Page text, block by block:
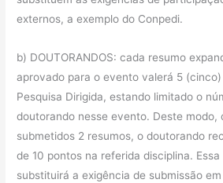
externos, a exemplo do Conpedi.
b) DOUTORANDOS: cada resumo
aprovado para o evento valerá 5
Pesquisa Dirigida, estando limitado o
doutorando nesse evento. Deste modo,
submetidos 2 resumos, o doutorando
de 10 pontos na referida disciplina.
substituirá a exigência de submissão